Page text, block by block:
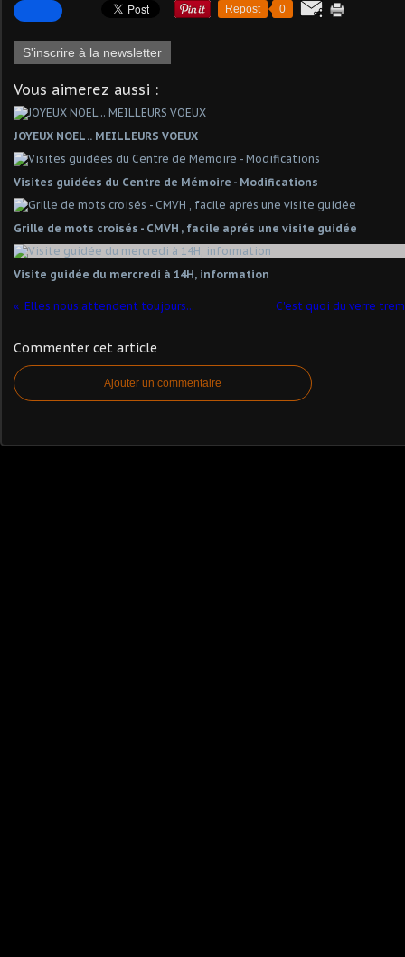
Repost 0
S'inscrire à la newsletter
Vous aimerez aussi :
JOYEUX NOEL .. MEILLEURS VOEUX
Visites guidées du Centre de Mémoire - Modifications
Grille de mots croisés - CMVH , facile aprés une visite guidée
Visite guidée du mercredi à 14H, information
Elles nous attendent toujours... C'est quoi du verre
Commenter cet article
Ajouter un commentaire